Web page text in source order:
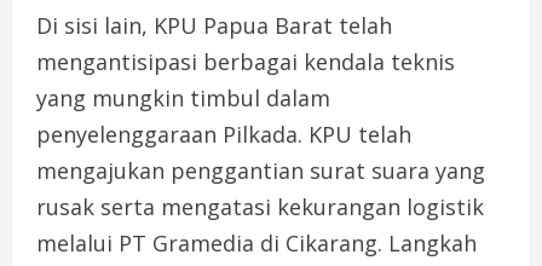
Di sisi lain, KPU Papua Barat telah
mengantisipasi berbagai kendala teknis
yang mungkin timbul dalam
penyelenggaraan Pilkada. KPU telah
mengajukan penggantian surat suara yang
rusak serta mengatasi kekurangan logistik
melalui PT Gramedia di Cikarang. Langkah